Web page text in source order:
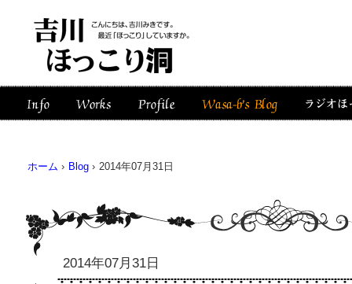
ホーム › Blog › 2014年07月31日
2014年07月31日